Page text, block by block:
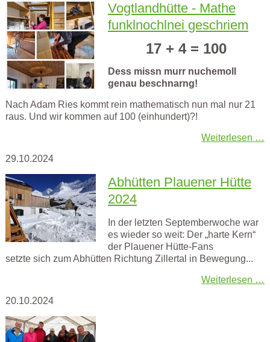
Vogtlandhütte - Mathe
funklnochlnei geschriem
17 + 4 = 100
Dess missn murr nuchemoll
genau beschnarng!
Nach Adam Ries kommt rein mathematisch nun mal nur 21
raus. Und wir kommen auf 100 (einhundert)?!
Weiterlesen …
29.10.2024
Abhütten Plauener Hütte
2024
In der letzten Septemberwoche war
es wieder so weit: Der „harte Kern“
der Plauener Hütte-Fans
setzte sich zum Abhütten Richtung Zillertal in Bewegung...
Weiterlesen …
20.10.2024